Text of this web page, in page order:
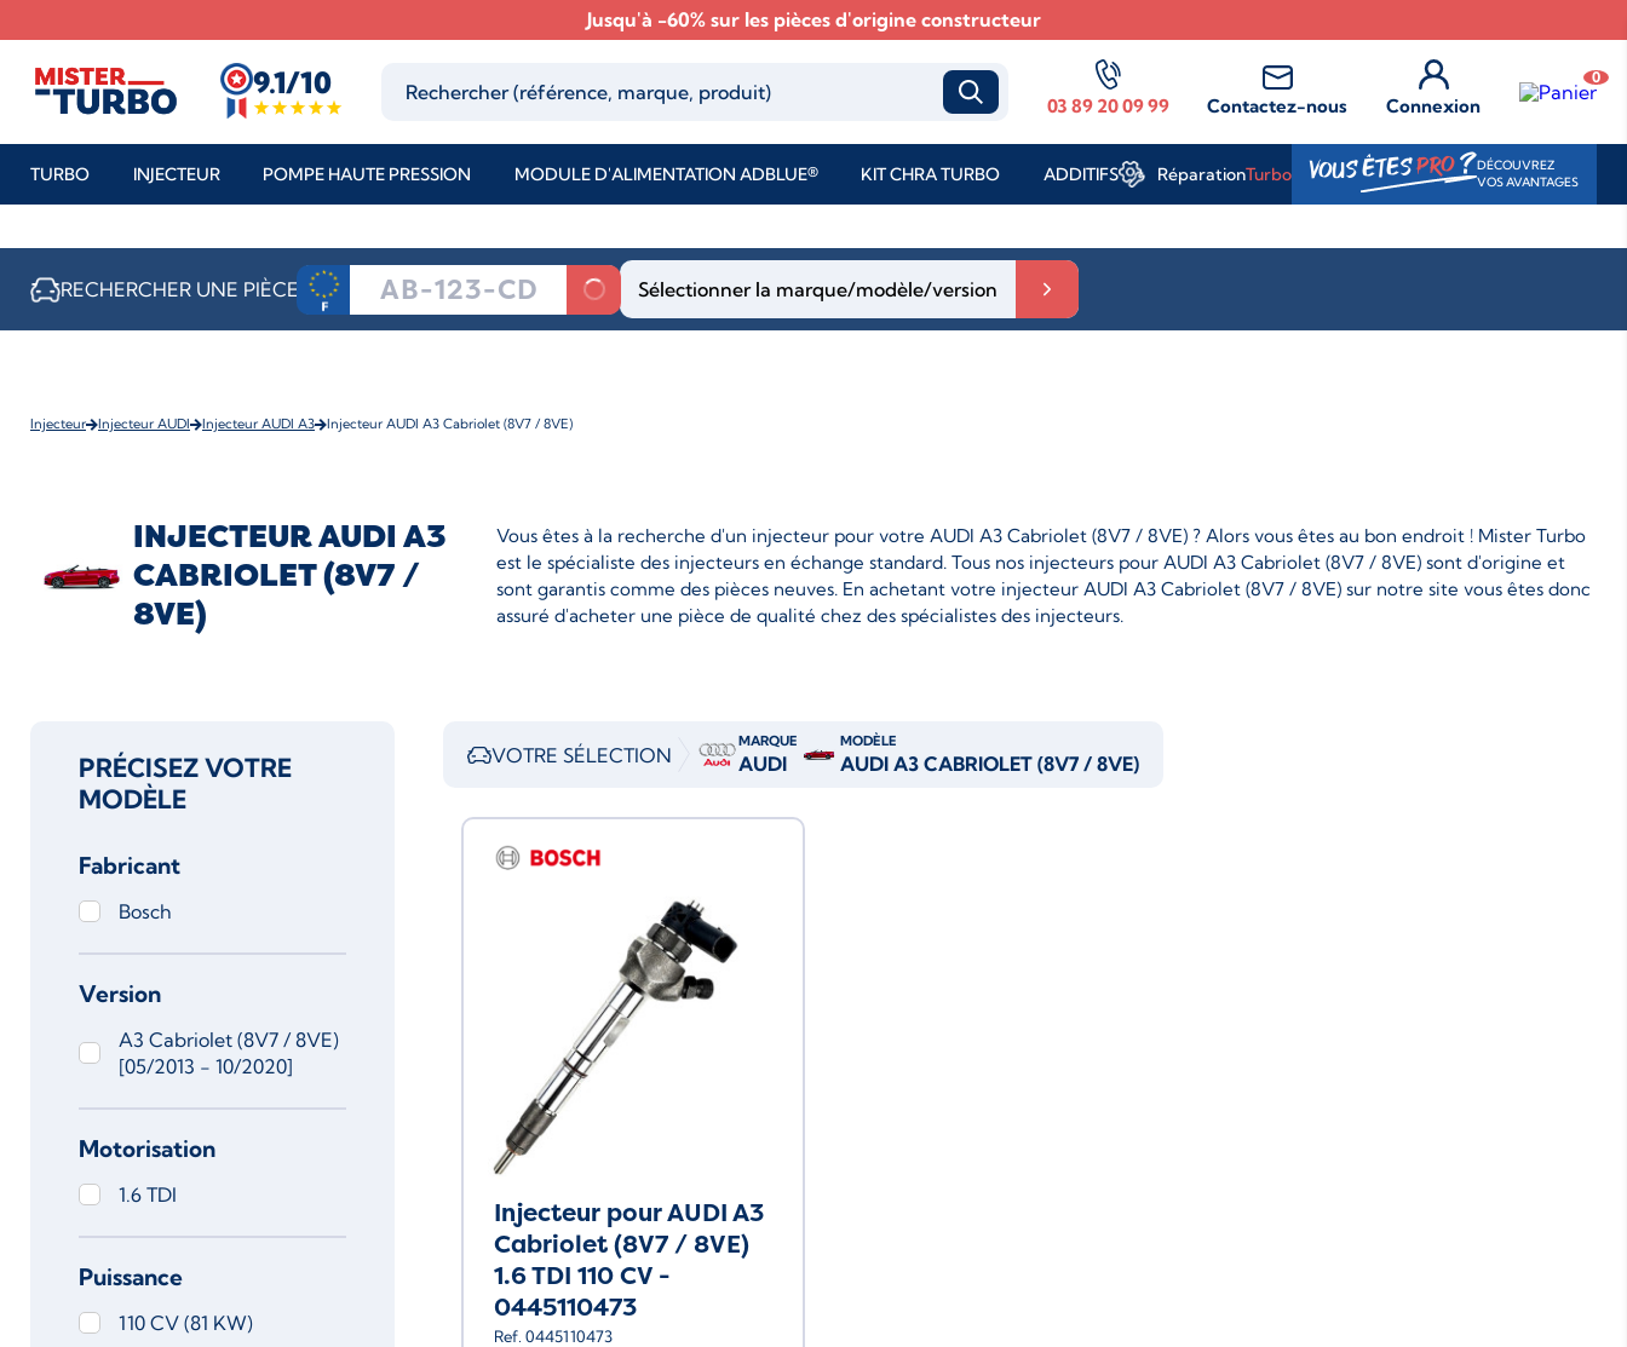
Jusqu'à -60% sur les pièces d'origine constructeur
9.1/10
03 89 20 09 99 Contactez-nous Connexion
0
TURBO INJECTEUR POMPE HAUTE PRESSION MODULE D'ALIMENTATION ADBLUE® KIT CHRA TURBO ADDITIFS RéparationTurbo VOUS ÊTESPRO?DÉCOUVREZ
VOS AVANTAGES
RECHERCHER UNE PIÈCE Sélectionner la marque/modèle/version
Injecteur Injecteur AUDI Injecteur AUDI A3 Injecteur AUDI A3 Cabriolet (8V7 / 8VE)
INJECTEUR AUDI A3
CABRIOLET (8V7 /
8VE)
Vous êtes à la recherche d'un injecteur pour votre AUDI A3 Cabriolet (8V7 / 8VE) ? Alors vous êtes au bon endroit ! Mister Turbo
est le spécialiste des injecteurs en échange standard. Tous nos injecteurs pour AUDI A3 Cabriolet (8V7 / 8VE) sont d'origine et
sont garantis comme des pièces neuves. En achetant votre injecteur AUDI A3 Cabriolet (8V7 / 8VE) sur notre site vous êtes donc
assuré d'acheter une pièce de qualité chez des spécialistes des injecteurs.
PRÉCISEZ VOTRE
MODÈLE
Fabricant
Bosch
Version
A3 Cabriolet (8V7 / 8VE)
[05/2013 - 10/2020]
Motorisation
1.6 TDI
Puissance
110 CV (81 KW)
VOTRE SÉLECTION
MARQUE
AUDI
MODÈLE
AUDI A3 CABRIOLET (8V7 / 8VE)
Injecteur pour AUDI A3
Cabriolet (8V7 / 8VE)
1.6 TDI 110 CV -
0445110473
Ref. 0445110473